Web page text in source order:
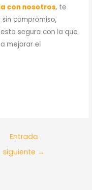
con nosotros, te
compromiso,
segura con la que
mejorar el
Entrada
siguiente →